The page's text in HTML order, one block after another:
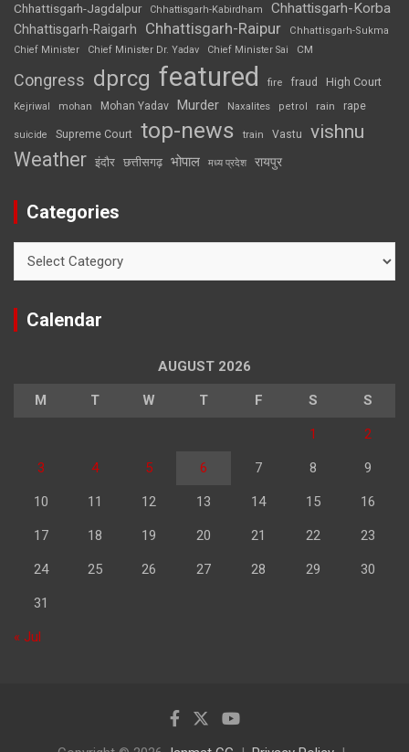
Chhattisgarh-Jagdalpur Chhattisgarh-Kabirdham Chhattisgarh-Korba
Chhattisgarh-Raigarh Chhattisgarh-Raipur
Chhattisgarh-Sukma
Chief Minister
Chief Minister Dr. Yadav Chief Minister Sai CM
Congress dprcg featured fire fraud High Court
Kejriwal mohan Mohan Yadav Murder Naxalites petrol rain rape
suicide Supreme Court top-news train Vastu vishnu
Weather इंदौर छत्तीसगढ़ भोपाल मध्य प्रदेश रायपुर
Categories
Calendar
AUGUST 2026
M T W T F S S
1 2
3 4 5 6 7 8 9
10 11 12 13 14 15 16
17 18 19 20 21 22 23
24 25 26 27 28 29 30
31
« Jul